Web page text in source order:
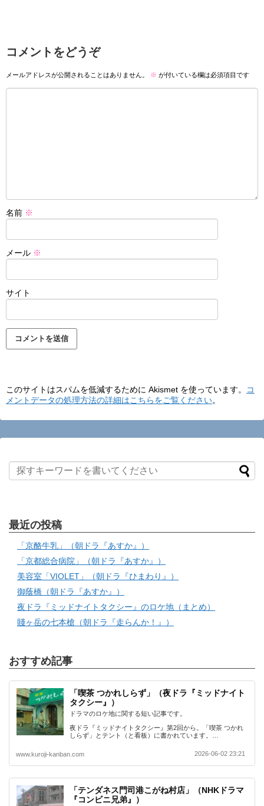
コメントをどうぞ
メールアドレスが公開されることはありません。 ※ が付いている欄は必須項目です
名前 ※
メール ※
サイト
このサイトはスパムを低減するために Akismet を使っています。
コ
メントデータの処理方法の詳細はこちらをご覧ください。
最近の投稿
「京酪牛乳」（朝ドラ『あすか』）
「京都総合病院」（朝ドラ『あすか』）
美容室「VIOLET」（朝ドラ『ひまわり』）
御蔭橋（朝ドラ『あすか』）
夜ドラ『ミッドナイトタクシー』のロケ地（まとめ）
賤ヶ岳の七本槍（朝ドラ『走らんか！』）
おすすめ記事
「喫茶 つかれしらず」（夜ドラ『ミッドナイト
タクシー』）
ドラマのロケ地に関する短い記事です。
夜ドラ『ミッドナイトタクシー』第2回から。「喫茶 つかれ
しらず」とテント（と看板）に書かれています。…
www.kuroji-kanban.com 2026-06-02 23:21
「テンダネス門司港こがね村店」（NHKドラマ
『コンビニ兄弟』）